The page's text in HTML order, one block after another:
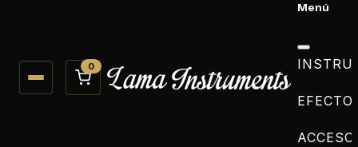
0
Menú